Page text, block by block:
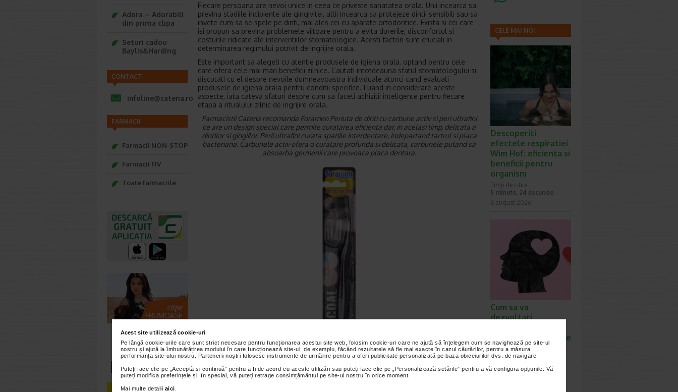
Acest site utilizează cookie-uri
Pe lângă cookie-urile care sunt strict necesare pentru funcționarea acestui site web, folosim cookie-uri care ne ajută să înțelegem cum se navighează pe site-ul
nostru și ajută la îmbunătățirea modului în care funcționează site-ul, de exemplu, făcând rezultatele să fie mai exacte în cazul căutărilor, pentru a măsura
performanța site-ului nostru. Partenerii noștri folosesc instrumente de urmărire pentru a oferi publicitate personalizată pe baza obiceiurilor dvs. de navigare.
Puteți face clic pe „Acceptă si continuă” pentru a fi de acord cu aceste utilizări sau puteți face clic pe „Personalizează setările” pentru a vă configura opțiunile. Vă
puteți modifica preferințele și, în special, vă puteți retrage consimțământul pe site-ul nostru în orice moment.
Mai multe detalii aici
Fiecare persoana are nevoi unice in ceea ce priveste sanatatea orala. Unii incearca sa
previna stadiile incipiente ale gingivitei, altii incearca sa protejeze dintii sensibili sau sa
invete cum sa se spele pe dinti, mai ales cei cu aparate ortodontice. Exista si cei care
isi propun sa previna problemele viitoare pentru a evita durerile, disconfortul si
costurile ridicate ale interventiilor stomatologice. Acesti factori sunt cruciali in
determinarea regimului potrivit de ingrijire orala.
Este important sa alegeti cu atentie produsele de igiena orala, optand pentru cele
care ofera cele mai mari beneficii zilnice. Cautati intotdeauna sfatul stomatologului si
discutati cu el despre nevoile dumneavoastra individuale atunci cand evaluati
produsele de igiena orala pentru conditii specifice. Luand in considerare aceste
aspecte, iata cateva sfaturi despre cum sa faceti achizitii inteligente pentru fiecare
etapa a ritualului zilnic de ingrijire orala.
Farmacistii Catena recomanda Foramen Periuta de dinti cu carbune activ si peri ultrafini
ce are un design special care permite curatarea eficienta dar, in acelasi timp, delicata a
dintilor si gingiilor. Perii ultrafini curata spatiile interdentare, indepartand tartrul si placa
bacteriana. Carbunele activ ofera o curatare profunda si delicata, carbunele putand sa
absoarba germenii care provoaca placa dentara.
Periuta de dinti cu carbune activ, FORAMEN
Adora – Adorabili
din prima clipa
Seturi cadou
Baylis&Harding
CONTACT
infoline@catena.ro
FARMACII
Farmacii NON-STOP
Farmacii FIV
Toate farmaciile
CELE MAI NOI
Descoperiti
efectele respiratiei
Wim Hof: eficienta si
beneficii pentru
organism
Timp de citire:
5 minute, 24 secunde
6 august 2026
Cum sa va
dezvoltati
emotionala: metode
prin care va puteti
imbunatati EQ-ul
Timp de citire: